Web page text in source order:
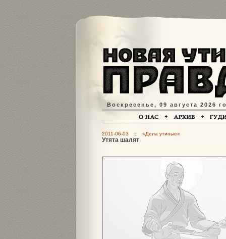
Воскресенье, 09 августа 2026
2011-06-03 :: «Дела утиные»
Утята шалят